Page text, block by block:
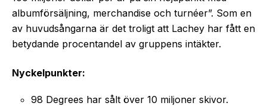
albumförsäljning, merchandise och turnéer”. Som en
av huvudsångarna är det troligt att Lachey har fått en
betydande procentandel av gruppens intäkter.
Nyckelpunkter:
98 Degrees har sålt över 10 miljoner skivor.